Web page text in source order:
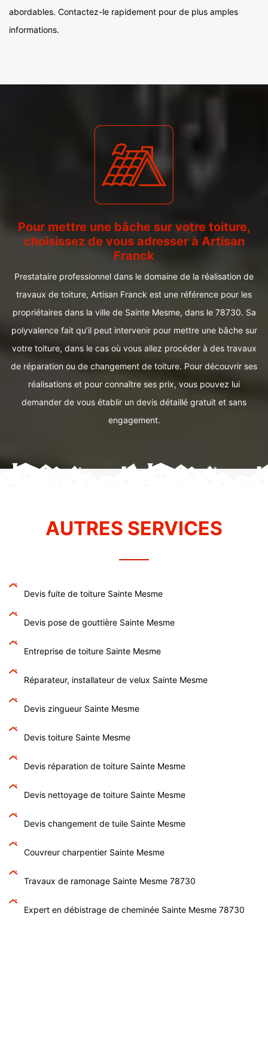
abordables. Contactez-le rapidement pour de plus amples
informations.
Pour mettre une bâche sur votre toiture,
choisissez de vous adresser à Artisan
Franck
Prestataire professionnel dans le domaine de la réalisation de
travaux de toiture, Artisan Franck est une référence pour les
propriétaires dans la ville de Sainte Mesme, dans le 78730. Sa
polyvalence fait qu’il peut intervenir pour mettre une bâche sur
votre toiture, dans le cas où vous allez procéder à des travaux
de réparation ou de changement de toiture. Pour découvrir ses
réalisations et pour connaître ses prix, vous pouvez lui
demander de vous établir un devis détaillé gratuit et sans
engagement.
AUTRES SERVICES
Devis fuite de toiture Sainte Mesme
Devis pose de gouttière Sainte Mesme
Entreprise de toiture Sainte Mesme
Réparateur, installateur de velux Sainte Mesme
Devis zingueur Sainte Mesme
Devis toiture Sainte Mesme
Devis réparation de toiture Sainte Mesme
Devis nettoyage de toiture Sainte Mesme
Devis changement de tuile Sainte Mesme
Couvreur charpentier Sainte Mesme
Travaux de ramonage Sainte Mesme 78730
Expert en débistrage de cheminée Sainte Mesme 78730